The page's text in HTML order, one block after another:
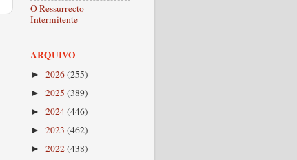
O Ressurrecto
Intermitente
ARQUIVO
► 2026(255)
► 2025 (389)
► 2024(446)
► 2023 (462)
► 2022(438)